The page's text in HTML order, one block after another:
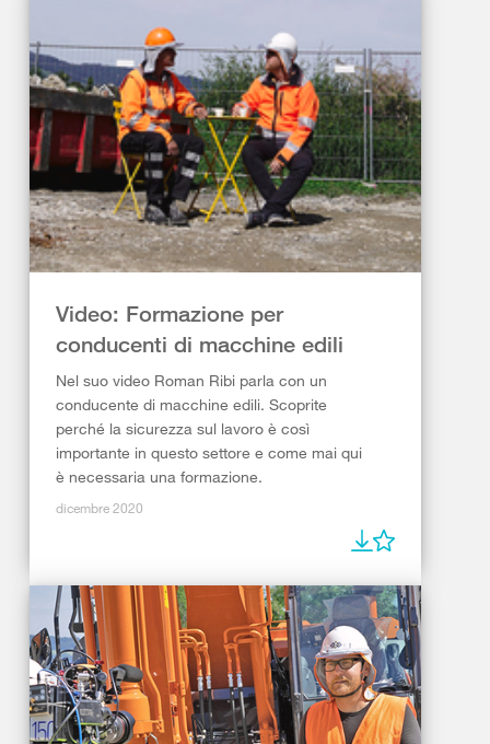
Video: Formazione per
conducenti di macchine edili
Nel suo video Roman Ribi parla con un
conducente di macchine edili. Scoprite
perché la sicurezza sul lavoro è così
importante in questo settore e come mai qui
è necessaria una formazione.
dicembre 2020